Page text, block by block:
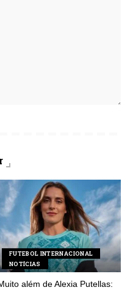
FUTEBOL INTERNACIONAL
NOTÍCIAS
além de Alexia Putellas: